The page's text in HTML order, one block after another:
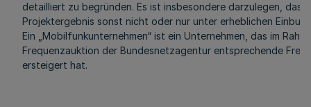
detailliert zu begründen. Es ist insbesondere darzulegen, dass
Projektergebnis sonst nicht oder nur unter erheblichen
Ein „Mobilfunkunternehmen“ ist ein Unternehmen, das im
Frequenzauktion der Bundesnetzagentur entsprechende
ersteigert hat.